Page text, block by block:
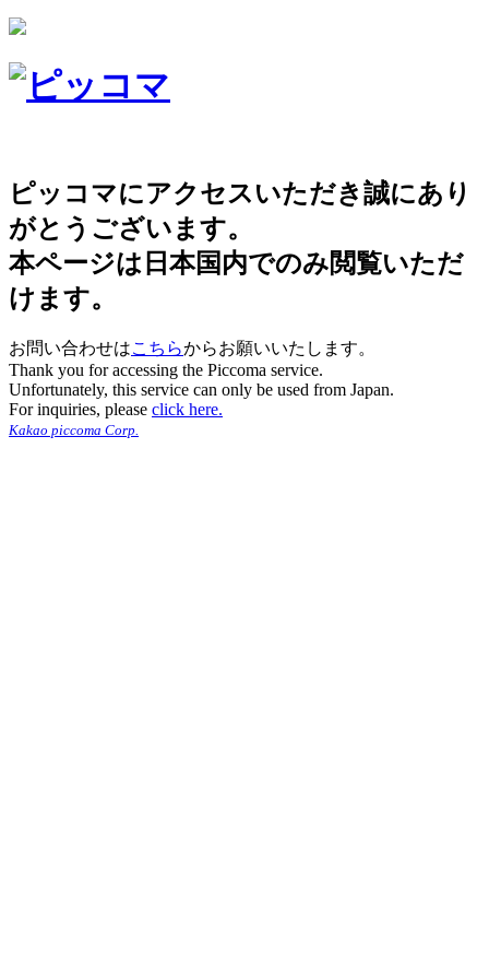
ピッコマにアクセスいただき誠にあり
がとうございます。
本ページは日本国内でのみ閲覧いただ
けます。
お問い合わせはこちらからお願いいたします。
Thank you for accessing the Piccoma service.
Unfortunately, this service can only be used from Japan.
For inquiries, please click here.
Kakao piccoma Corp.